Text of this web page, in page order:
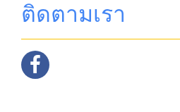
ติดตามเรา